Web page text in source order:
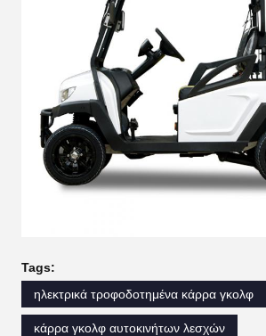
Tags:
ηλεκτρικά τροφοδοτημένα κάρρα γκολφ
κάρρα γκολφ αυτοκινήτων λεσχών